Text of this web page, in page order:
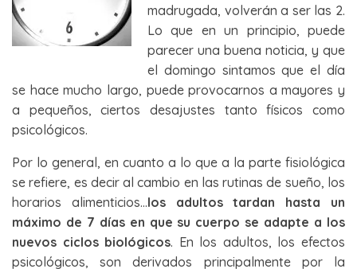
madrugada, volverán a ser las 2.
Lo que en un principio, puede
parecer una buena noticia, y que
el domingo sintamos que el día
se hace mucho largo, puede provocarnos a mayores y
a pequeños, ciertos desajustes tanto físicos como
psicológicos.
Por lo general, en cuanto a lo que a la parte fisiológica
se refiere, es decir al cambio en las rutinas de sueño, los
horarios alimenticios…los adultos tardan hasta un
máximo de 7 días en que su cuerpo se adapte a los
nuevos ciclos biológicos. En los adultos, los efectos
psicológicos, son derivados principalmente por la